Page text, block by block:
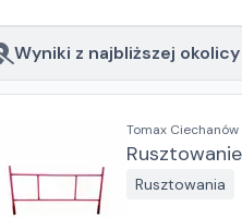
Wyniki z najbliższej okolicy
Tomax Ciechanów
Rusztowania